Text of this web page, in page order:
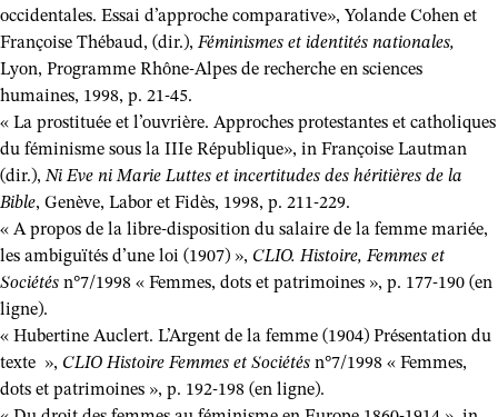
occidentales. Essai d’approche comparative», Yolande Cohen et
Françoise Thébaud, (dir.), Féminismes et identités nationales,
Lyon, Programme Rhône-Alpes de recherche en sciences
humaines, 1998, p. 21-45.
« La prostituée et l’ouvrière. Approches protestantes et catholiques
du féminisme sous la IIIe République», in Françoise Lautman
(dir.),Ni Eve ni Marie Luttes et incertitudes des héritières de la
Bible, Genève, Labor et Fidès, 1998, p. 211-229.
« A propos de la libre-disposition du salaire de la femme mariée,
les ambiguïtés d’une loi (1907) », CLIO. Histoire, Femmes et
Sociétés n°7/1998 « Femmes, dots et patrimoines », p. 177-190 (en
ligne).
« Hubertine Auclert. L’Argent de la femme (1904) Présentation du
texte », CLIO Histoire Femmes et Sociétés n°7/1998 « Femmes,
dots et patrimoines », p. 192-198 (en ligne).